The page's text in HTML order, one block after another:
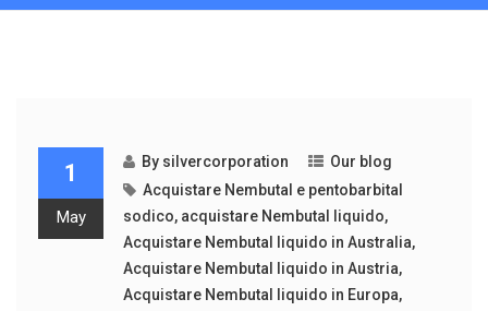
1
May
By silvercorporation
Our blog
Acquistare Nembutal e pentobarbital
sodico, acquistare Nembutal liquido,
Acquistare Nembutal liquido in Australia,
Acquistare Nembutal liquido in Austria,
Acquistare Nembutal liquido in Europa,